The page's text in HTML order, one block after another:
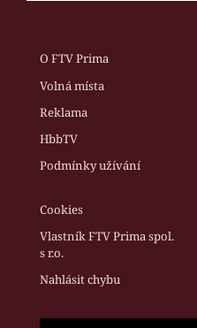
O FTV Prima
Volná místa
Reklama
HbbTV
Podmínky užívání
Cookies
Vlastník FTV Prima spol.
s r.o.
Nahlásit chybu